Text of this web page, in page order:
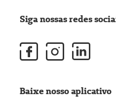
Siga nossas redes
Baixe nosso aplicativo